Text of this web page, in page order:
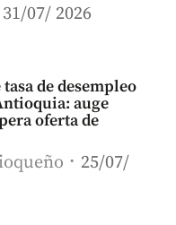
31/07/ 2026
de desempleo
auge
oferta de
25/07/